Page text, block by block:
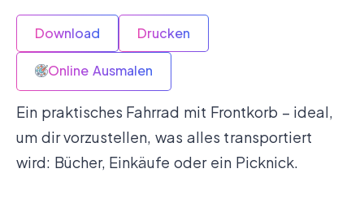
Download Drucken
Online Ausmalen
Ein praktisches Fahrrad mit Frontkorb – ideal,
um dir vorzustellen, was alles transportiert
wird: Bücher, Einkäufe oder ein Picknick.